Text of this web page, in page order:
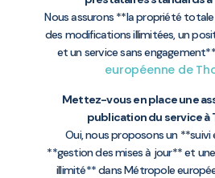
Nous assurons **la propriété
des modifications illimitées, un
et un service sans
européenne de
Mettez-vous en place une
publication du service à
Oui, nous proposons un
**gestion des mises à jour** et
illimité** dans Métropole